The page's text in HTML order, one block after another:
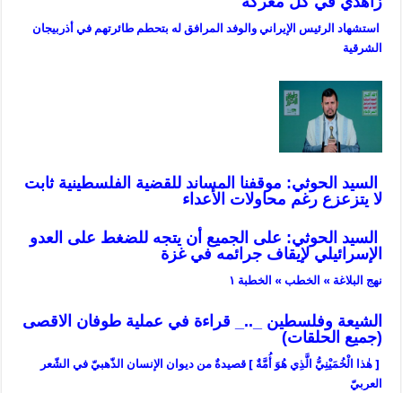
استشهاد الرئيس الإيراني والوفد المرافق له بتحطم طائرتهم في أذربيجان
الشرقية
السيد الحوثي: موقفنا المساند للقضية الفلسطينية ثابت
لا يتزعزع رغم محاولات الأعداء
السيد الحوثي: على الجميع أن يتجه للضغط على العدو
الإسرائيلي لإيقاف جرائمه في غزة
نهج البلاغة » الخطب » الخطبة ١
الشيعة وفلسطين _.._ قراءة في عملية طوفان الاقصى
(جميع الحلقات)
[ هٰذا الْخُمَيْنِيُّ الَّذِي هُوَ أُمَّةٌ ] قصيدةٌ من ديوان الإنسان الذّهبيّ في الشّعر
العربيّ